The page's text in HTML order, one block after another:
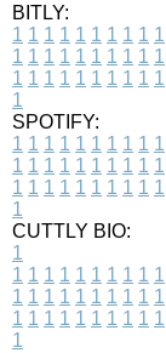
BITLY:
1 1 1 1 1 1 1 1 1 1
1 1 1 1 1 1 1 1 1 1
1 1 1 1 1 1 1 1 1 1
1
SPOTIFY:
1 1 1 1 1 1 1 1 1 1
1 1 1 1 1 1 1 1 1 1
1 1 1 1 1 1 1 1 1 1
1
CUTTLY BIO:
1
1 1 1 1 1 1 1 1 1 1
1 1 1 1 1 1 1 1 1 1
1 1 1 1 1 1 1 1 1 1
1